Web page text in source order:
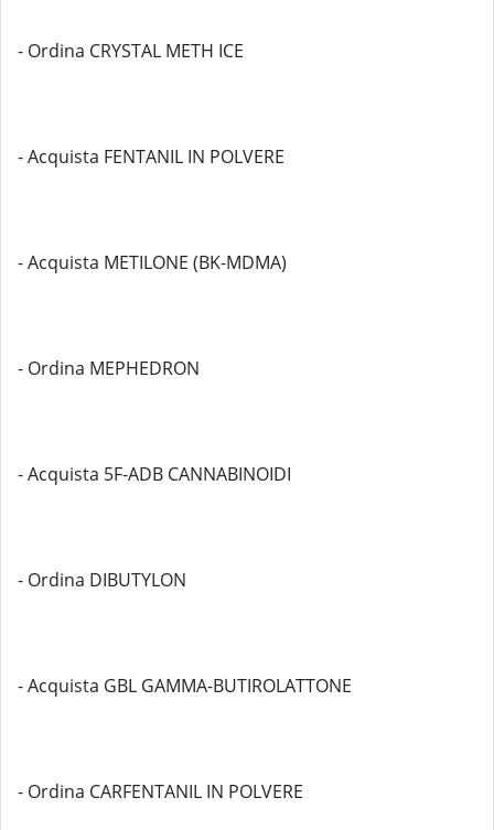
- Ordina CRYSTAL METH ICE
- Acquista FENTANIL IN POLVERE
- Acquista METILONE (BK-MDMA)
- Ordina MEPHEDRON
- Acquista 5F-ADB CANNABINOIDI
- Ordina DIBUTYLON
- Acquista GBL GAMMA-BUTIROLATTONE
- Ordina CARFENTANIL IN POLVERE